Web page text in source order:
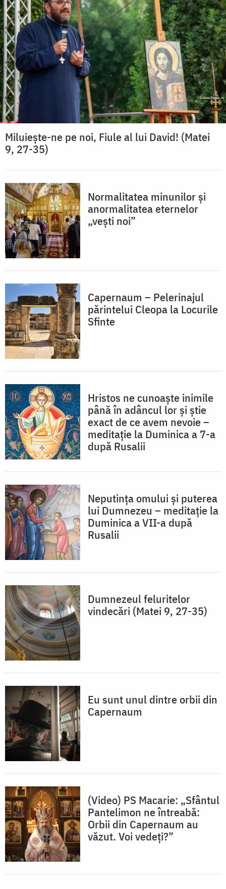
Miluiește-ne pe noi, Fiule al lui David! (Matei
9, 27-35)
Normalitatea minunilor și
anormalitatea eternelor
„vești noi”
Capernaum – Pelerinajul
părintelui Cleopa la Locurile
Sfinte
Hristos ne cunoaște inimile
până în adâncul lor și știe
exact de ce avem nevoie –
meditație la Duminica a 7-a
după Rusalii
Neputința omului și puterea
lui Dumnezeu – meditație la
Duminica a VII-a după
Rusalii
Dumnezeul feluritelor
vindecări (Matei 9, 27-35)
Eu sunt unul dintre orbii din
Capernaum
(Video) PS Macarie: „Sfântul
Pantelimon ne întreabă:
Orbii din Capernaum au
văzut. Voi vedeți?”